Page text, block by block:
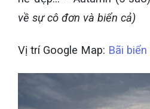
về sự cô đơn và biển cả)
Vị trí Google Map: Bãi